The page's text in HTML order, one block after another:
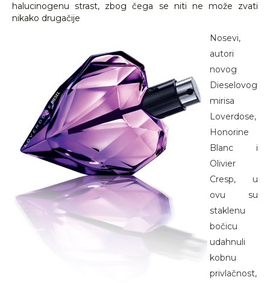
halucinogenu strast, zbog čega se niti ne može zvati
nikako drugačije
Nosevi,
autori
novog
Dieselovog
mirisa
Loverdose,
Honorine
Blanc i
Olivier
Cresp, u
ovu su
staklenu
bočicu
udahnuli
kobnu
privlačnost,